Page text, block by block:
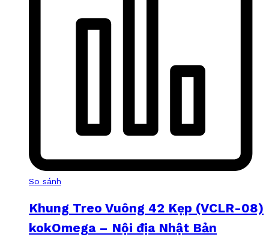
So sánh
Khung Treo Vuông 42 Kẹp (VCLR-08)
kokOmega – Nội địa Nhật Bản